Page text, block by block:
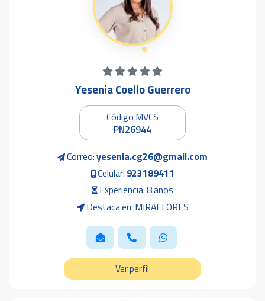
Yesenia Coello Guerrero
Código MVCS
PN26944
Correo:yesenia.cg26@gmail.com
Celular: 923189411
Experiencia: 8 años
Destaca en: MIRAFLORES
Ver perfil